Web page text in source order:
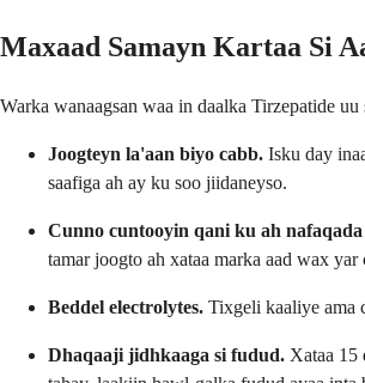
Maxaad Samayn Kartaa Si
Warka wanaagsan waa in daalka Tirzepatide
Joogteyn la'aan biyo cabb. Isku day
saafiga ah ay ku soo jiidaneyso.
Cunno cuntooyin qani ku ah
tamar joogto ah xataa marka aad wax yar
Beddel electrolytes. Tixgeli kaaliye ama
Dhaqaaji jidhkaaga si fudud. Xataa 15